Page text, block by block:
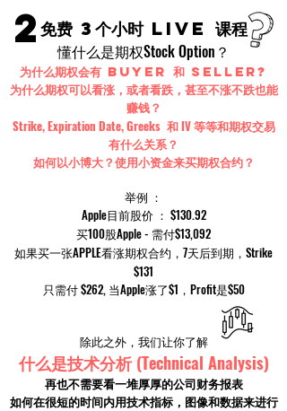
2免费 3个小时 Live 课程
懂什么是期权Stock Option ？
为什么期权会有 buyer 和 Seller?
为什么期权可以看涨，或者看跌，甚至不涨不跌也能
赚钱？
Strike, Expiration Date, Greeks和IV等等和期权交易
有什么关系？
如何以小博大？使用小资金来买期权合约？
举例 ：
Apple目前股价 ： $130.92
买100股Apple - 需付$13,092
如果买一张APPLE看涨期权合约，7天后到期，Strike
$131
只需付 $262, 当Apple涨了$1，Profit是$50
除此之外，我们让你了解
什么是技术分析(Technical Analysis)
再也不需要看一堆厚厚的公司财务报表
如何在很短的时间内用技术指标，图像和数据来进行